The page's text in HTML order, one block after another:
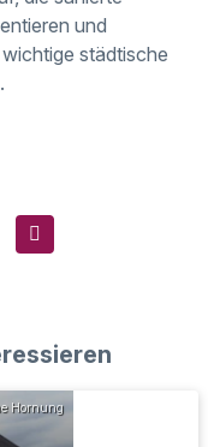
und
städtische
Hornung